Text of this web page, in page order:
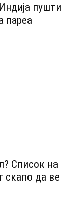
пушти
пареа
Список на
скапо да ве